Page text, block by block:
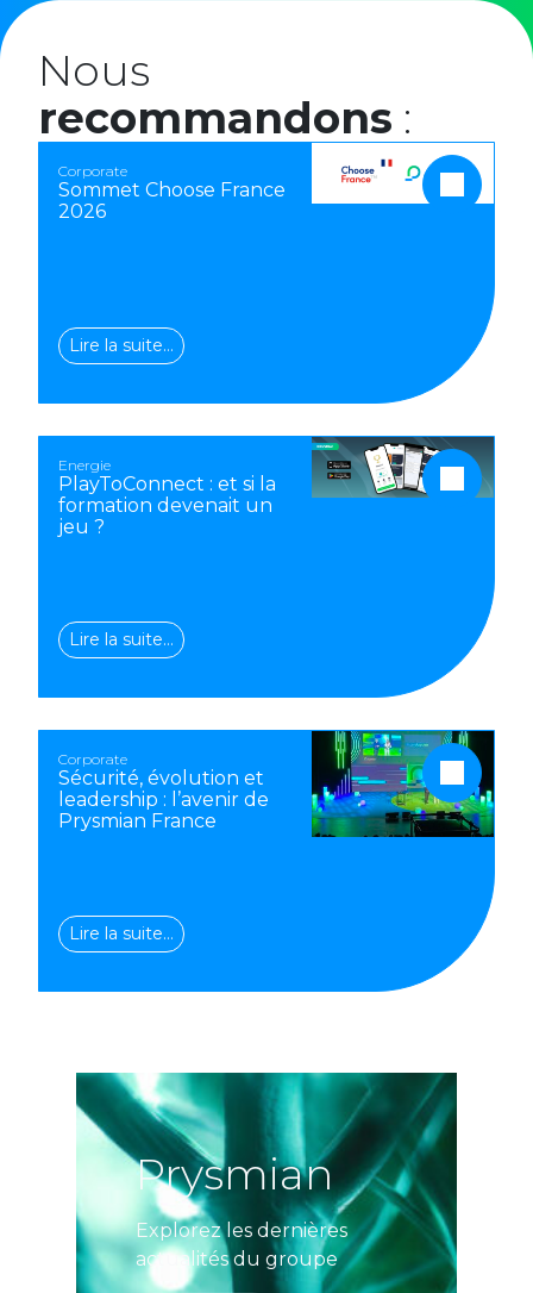
Nous
recommandons :
Corporate
Sommet Choose France
2026
Lire la suite…
Energie
PlayToConnect : et si la
formation devenait un
jeu ?
Lire la suite…
Corporate
Sécurité, évolution et
leadership : l’avenir de
Prysmian France
Lire la suite…
Prysmian
Explorez les dernières
actualités du groupe